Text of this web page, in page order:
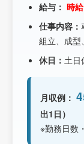
給与： 時
仕事内容：
組立、成型
休日： 土日
月収例：
出1日）
※勤務日数